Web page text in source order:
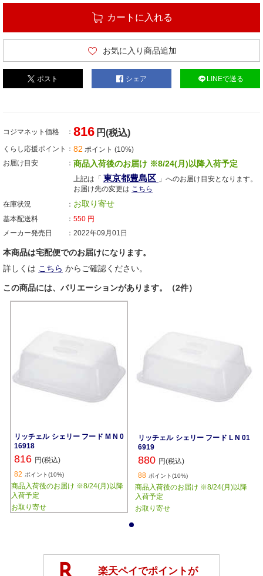
カートに入れる
お気に入り商品追加
ポスト シェア LINEで送る
コジマネット価格 816 円(税込)
くらし応援ポイント 82 ポイント (10%)
お届け目安
商品入荷後のお届け ※8/24(月)以降入荷予定
上記は「 東京都豊島区 」へのお届け目安となります。
お届け先の変更は こちら
在庫状況
お取り寄せ
基本配送料 550 円
メーカー発売日
2022年09月01日
本商品は宅配便でのお届けになります。
詳しくは こちら からご確認ください。
この商品には、バリエーションがあります。（2件）
リッチェル シェリー フード M N 0
16918
816 円(税込)
82 ポイント(10%)
商品入荷後のお届け ※8/24(月)以降
入荷予定
お取り寄せ
リッチェル シェリー フード L N 01
6919
880 円(税込)
88 ポイント(10%)
商品入荷後のお届け ※8/24(月)以降
入荷予定
お取り寄せ